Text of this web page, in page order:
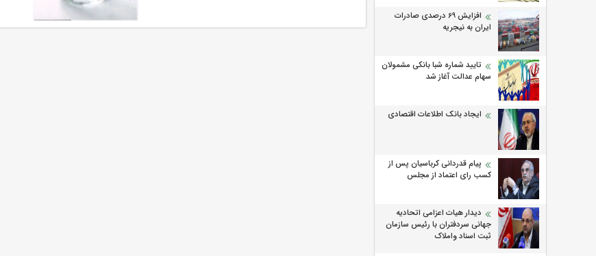
افزایش 69 درصدی صادرات
ایران به نیجریه
تایید شماره شبا بانکی مشمولان
سهام عدالت آغاز شد
ایجاد بانک اطلاعات اقتصادی
پیام قدردانی کرباسیان پس از
کسب رای اعتماد از مجلس
دیدار هیات اعزامی اتحادیه
جهانی سردفتران با رئیس سازمان
ثبت اسناد واملاک